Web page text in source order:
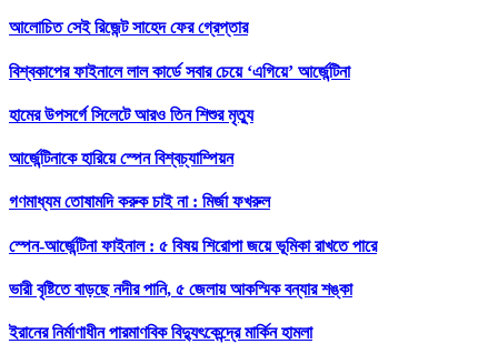
আলোচিত সেই রিজেন্ট সাহেদ ফের গ্রেপ্তার
বিশ্বকাপের ফাইনালে লাল কার্ডে সবার চেয়ে ‘এগিয়ে’ আর্জেন্টিনা
হামের উপসর্গে সিলেটে আরও তিন শিশুর মৃত্যু
আর্জেন্টিনাকে হারিয়ে স্পেন বিশ্বচ্যাম্পিয়ন
গণমাধ্যম তোষামদি করুক চাই না : মির্জা ফখরুল
স্পেন-আর্জেন্টিনা ফাইনাল : ৫ বিষয় শিরোপা জয়ে ভূমিকা রাখতে পারে
ভারী বৃষ্টিতে বাড়ছে নদীর পানি, ৫ জেলায় আকস্মিক বন্যার শঙ্কা
ইরানের নির্মাণাধীন পারমাণবিক বিদ্যুৎকেন্দ্রে মার্কিন হামলা